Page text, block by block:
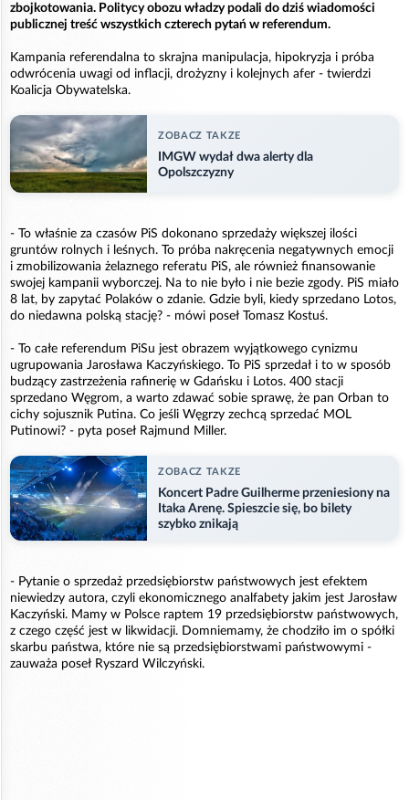
zbojkotowania. Politycy obozu władzy podali do dziś wiadomości
publicznej treść wszystkich czterech pytań w referendum.
Kampania referendalna to skrajna manipulacja, hipokryzja i próba
odwrócenia uwagi od inflacji, drożyzny i kolejnych afer - twierdzi
Koalicja Obywatelska.
ZOBACZ TAKZE
IMGW wydał dwa alerty dla
Opolszczyzny
- To właśnie za czasów PiS dokonano sprzedaży większej ilości
gruntów rolnych i leśnych. To próba nakręcenia negatywnych emocji
i zmobilizowania żelaznego referatu PiS, ale również finansowanie
swojej kampanii wyborczej. Na to nie było i nie bezie zgody. PiS miało
8 lat, by zapytać Polaków o zdanie. Gdzie byli, kiedy sprzedano Lotos,
do niedawna polską stację? - mówi poseł Tomasz Kostuś.
- To całe referendum PiSu jest obrazem wyjątkowego cynizmu
ugrupowania Jarosława Kaczyńskiego. To PiS sprzedał i to w sposób
budzący zastrzeżenia rafinerię w Gdańsku i Lotos. 400 stacji
sprzedano Węgrom, a warto zdawać sobie sprawę, że pan Orban to
cichy sojusznik Putina. Co jeśli Węgrzy zechcą sprzedać MOL
Putinowi? - pyta poseł Rajmund Miller.
ZOBACZ TAKZE
Koncert Padre Guilherme przeniesiony na
Itaka Arenę. Spieszcie się, bo bilety
szybko znikają
- Pytanie o sprzedaż przedsiębiorstw państwowych jest efektem
niewiedzy autora, czyli ekonomicznego analfabety jakim jest Jarosław
Kaczyński. Mamy w Polsce raptem 19 przedsiębiorstw państwowych,
z czego część jest w likwidacji. Domniemamy, że chodziło im o spółki
skarbu państwa, które nie są przedsiębiorstwami państwowymi -
zauważa poseł Ryszard Wilczyński.